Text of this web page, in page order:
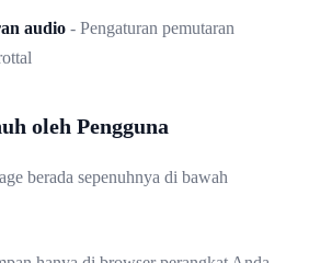
audio - Pengaturan pemutaran
oleh Pengguna
berada sepenuhnya di bawah